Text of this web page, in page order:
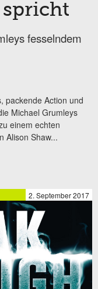
fesselndem
packende Action und
Michael Grumleys
einem echten
Alison Shaw...
2. September 2017